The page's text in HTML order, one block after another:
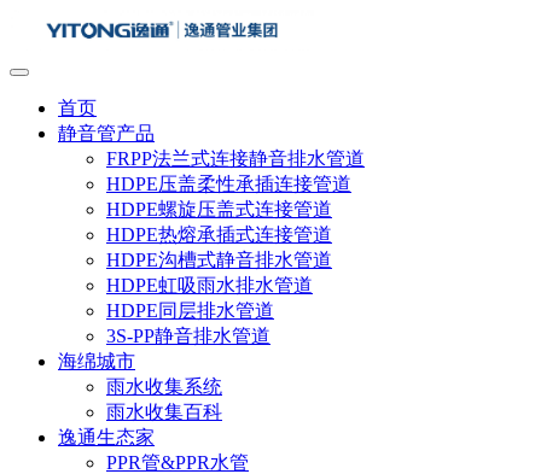
首页
静音管产品
FRPP法兰式连接静音排水管道
HDPE压盖柔性承插连接管道
HDPE螺旋压盖式连接管道
HDPE热熔承插式连接管道
HDPE沟槽式静音排水管道
HDPE虹吸雨水排水管道
HDPE同层排水管道
3S-PP静音排水管道
海绵城市
雨水收集系统
雨水收集百科
逸通生态家
PPR管&PPR水管